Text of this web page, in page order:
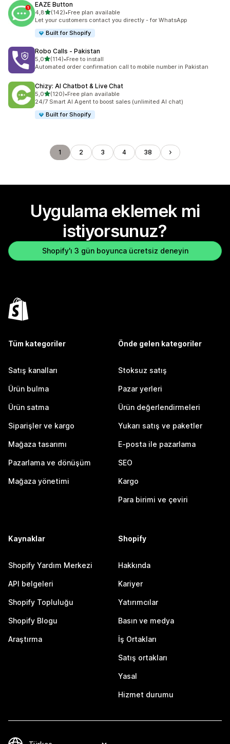
EAZE Button
4,85 yıldız üzerinden
(142)
toplam 142 değerlendirme
•Free plan available
Let your customers contact you directly - for WhatsApp
Built for Shopify
Robo Calls ‑ Pakistan
5,05 yıldız üzerinden
(114)
toplam 114 değerlendirme
•Free to install
Automated order confirmation call to mobile number in Pakistan
Chizy: AI Chatbot & Live Chat
5,05 yıldız üzerinden
(120)
toplam 120 değerlendirme
•Free plan available
24/7 Smart AI Agent to boost sales (unlimited AI chat)
Built for Shopify
1 2 3 4 38
Uygulama eklemek mi
istiyorsunuz?
Shopify'ı 3 gün boyunca ücretsiz deneyin
Tüm kategoriler
Satış kanalları
Ürün bulma
Ürün satma
Siparişler ve kargo
Mağaza tasarımı
Pazarlama ve dönüşüm
Mağaza yönetimi
Önde gelen kategoriler
Stoksuz satış
Pazar yerleri
Ürün değerlendirmeleri
Yukarı satış ve paketler
E-posta ile pazarlama
SEO
Kargo
Para birimi ve çeviri
Kaynaklar
Shopify Yardım Merkezi
API belgeleri
Shopify Topluluğu
Shopify Blogu
Araştırma
Shopify
Hakkında
Kariyer
Yatırımcılar
Basın ve medya
İş Ortakları
Satış ortakları
Yasal
Hizmet durumu